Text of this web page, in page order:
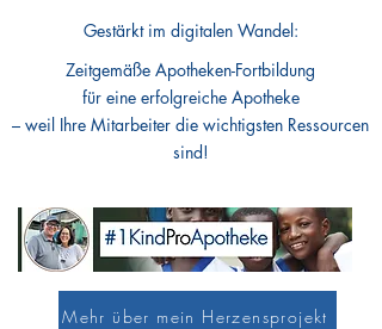
Gestärkt im digitalen Wandel:
Zeitgemäße Apotheken-Fortbildung
für eine erfolgreiche Apotheke
– weil Ihre Mitarbeiter die wichtigsten Ressourcen
sind!
Mehr über mein Herzensprojekt